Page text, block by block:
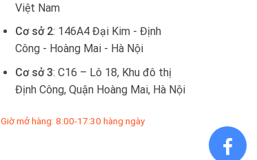
Việt Nam
Cơ sở 2: 146A4 Đại Kim - Định
Công - Hoàng Mai - Hà Nội
Cơ sở 3: C16 – Lô 18, Khu đô thị
Định Công, Quận Hoàng Mai, Hà Nội
Giờ mở hàng: 8:00-17:30 hàng ngày